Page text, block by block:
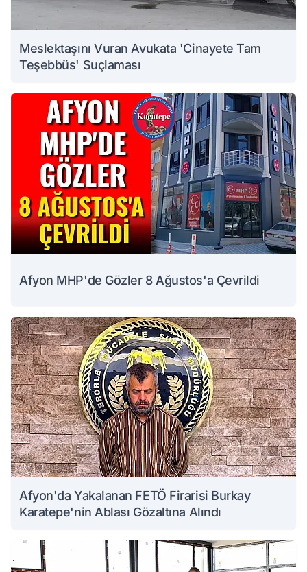
Meslektaşını Vuran Avukata 'Cinayete Tam
Teşebbüs' Suçlaması
Afyon MHP'de Gözler 8 Ağustos'a Çevrildi
Afyon'da Yakalanan FETÖ Firarisi Burkay
Karatepe'nin Ablası Gözaltına Alındı